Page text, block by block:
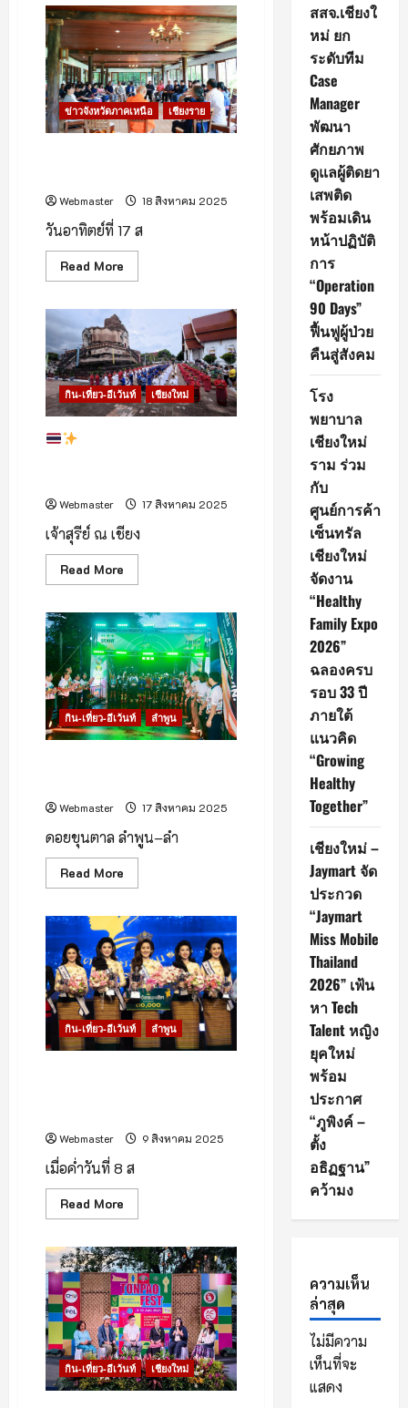
น้ำ
แม่
ขาน
วัน
ที่
24
สิงหาคม
2568ระดับ
น้ำ
สูง
ข่าวจังหวัดภาคเหนือ เชียงราย
Webmaster 18 สิงหาคม 2025
วันอาทิตย์ที่ 17 ส
Read More
more
หน้า
หา
ทางออก
วิกฤต
มลพิษ
ข้าม
พรมแดน
กิน-เที่ยว-อีเว้นท์ เชียงใหม่
Webmaster 17 สิงหาคม 2025
เจ้าสุรีย์ ณ เชียง
Read More
more
พลัง
ศรัทธา
และ
ความ
รัก
ชาติ
ที่
ยิ่ง
ใหญ่
กิน-เที่ยว-อีเว้นท์ ลำพูน
Webmaster 17 สิงหาคม 2025
ดอยขุนตาล ลำพูน–ลำ
Read More
more
แล้ว!
Lanna
Wellness
Trail
2025
สนาม
ที่
3
กิน-เที่ยว-อีเว้นท์ ลำพูน
Webmaster 9 สิงหาคม 2025
เมื่อค่ำวันที่ 8 ส
Read More
more
คึกคัก!
เวที
“ธิดา
ลำไย
ลำพูน
68”
เฟ้น
สาว
งาม
สู่
ทูต
วัฒนธรรม
กิน-เที่ยว-อีเว้นท์ เชียงใหม่
สสจ.เชียงใ
หม่ ยก
ระดับทีม
Case
Manager
พัฒนา
ศักยภาพ
ดูแลผู้ติดยา
เสพติด
พร้อมเดิน
หน้าปฏิบัติ
การ
“Operation
90 Days”
ฟื้นฟูผู้ป่วย
คืนสู่สังคม
โรง
พยาบาล
เชียงใหม่
ราม ร่วม
กับ
ศูนย์การค้า
เซ็นทรัล
เชียงใหม่
จัดงาน
“Healthy
Family Expo
2026”
ฉลองครบ
รอบ 33 ปี
ภายใต้
แนวคิด
“Growing
Healthy
Together”
เชียงใหม่ –
Jaymart จัด
ประกวด
“Jaymart
Miss Mobile
Thailand
2026” เฟ้น
หา Tech
Talent หญิง
ยุคใหม่
พร้อม
ประกาศ
“ภูพิงค์ –
ตั้ง
อธิฏฐาน”
คว้ามง
ความเห็น
ล่าสุด
ไม่มีความ
เห็นที่จะ
แสดง